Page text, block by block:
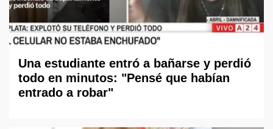
Una estudiante entró a bañarse y perdió
todo en minutos: "Pensé que habían
entrado a robar"